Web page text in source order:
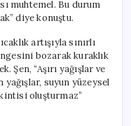
muhtemel. Bu durum
diye konuştu.
artışıyla sınırlı
bozarak kuraklık
Şen, “Aşırı yağışlar ve
yağışlar, suyun yüzeysel
oluşturmaz”